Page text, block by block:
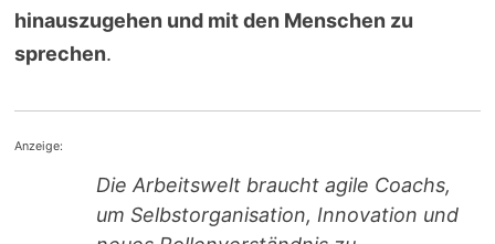
hinauszugehen und mit den Menschen zu
sprechen.
Anzeige:
Die Arbeitswelt braucht agile Coachs,
um Selbstorganisation, Innovation und